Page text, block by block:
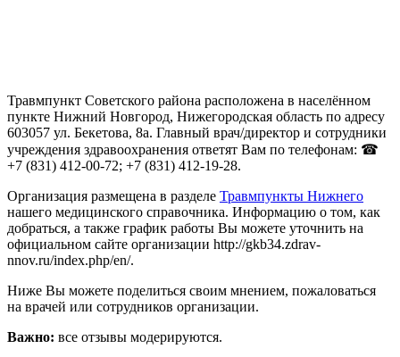
Травмпункт Советского района расположена в населённом
пункте Нижний Новгород, Нижегородская область по адресу
603057 ул. Бекетова, 8а. Главный врач/директор и сотрудники
учреждения здравоохранения ответят Вам по телефонам: ☎
+7 (831) 412-00-72; +7 (831) 412-19-28.
Организация размещена в разделе Травмпункты Нижнего
нашего медицинского справочника. Информацию о том, как
добраться, а также график работы Вы можете уточнить на
официальном сайте организации http://gkb34.zdrav-
nnov.ru/index.php/en/.
Ниже Вы можете поделиться своим мнением, пожаловаться
на врачей или сотрудников организации.
Важно: все отзывы модерируются.